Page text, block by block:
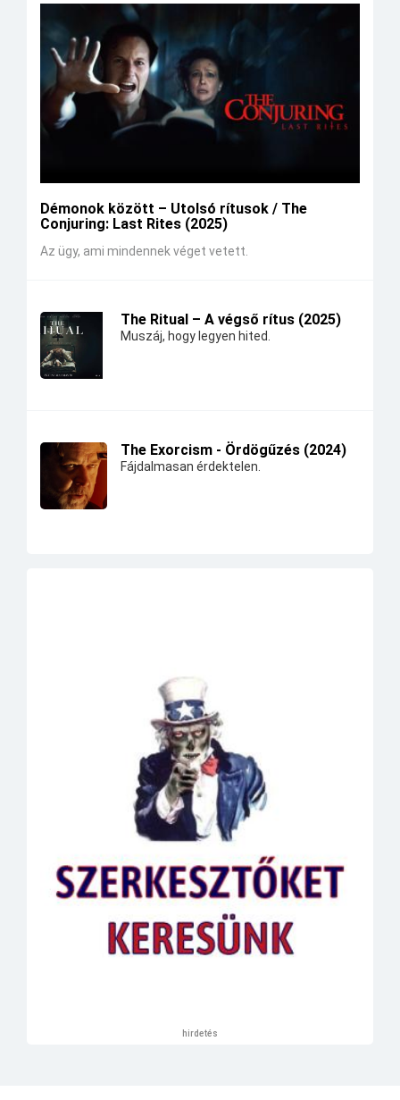
Démonok között – Utolsó rítusok / The
Conjuring: Last Rites (2025)
Az ügy, ami mindennek véget vetett.
The Ritual – A végső rítus (2025)
Muszáj, hogy legyen hited.
The Exorcism - Ördögűzés (2024)
Fájdalmasan érdektelen.
hirdetés